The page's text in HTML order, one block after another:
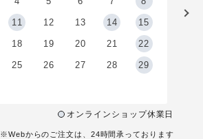
11 12 13 14 15
18 19 20 21 22
25 26 27 28 29
オンラインショップ休業日
※Webからのご注文は、24時間承っております